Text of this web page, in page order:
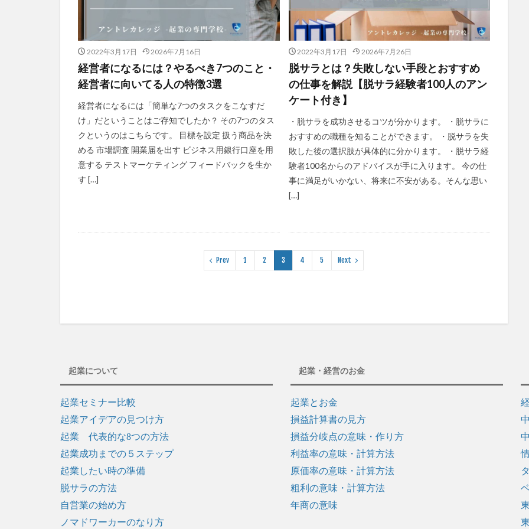
2022年3月17日 2026年7月16日
経営者になるには？やるべき7つのこと・
経営者に向いてる人の特徴3選
経営者になるには「簡単な7つのタスクをこなすだ
け」だということはご存知でしたか？ その7つのタス
クというのはこちらです。 目標を設定 扱う商品を決
める 市場調査 開業届を出す ビジネス用銀行口座を用
意する テストマーケティング フィードバックを生か
す […]
2022年3月17日 2026年7月26日
脱サラとは？失敗しない手段とおすすめ
の仕事を解説【脱サラ経験者100人のアン
ケート付き】
・脱サラを成功させるコツが分かります。 ・脱サラに
おすすめの職種を知ることができます。 ・脱サラを失
敗した後の選択肢が具体的に分かります。 ・脱サラ経
験者100名からのアドバイスが手に入ります。 今の仕
事に満足がいかない、将来に不安がある。そんな思い
[…]
Prev 1 2 3 4 5 Next
起業について
起業セミナー比較
起業アイデアの見つけ方
起業 代表的な8つの方法
起業成功までの５ステップ
起業したい時の準備
脱サラの方法
自営業の始め方
ノマドワーカーのなり方
起業・経営のお金
起業とお金
損益計算書の見方
損益分岐点の意味・作り方
利益率の意味・計算方法
原価率の意味・計算方法
粗利の意味・計算方法
年商の意味